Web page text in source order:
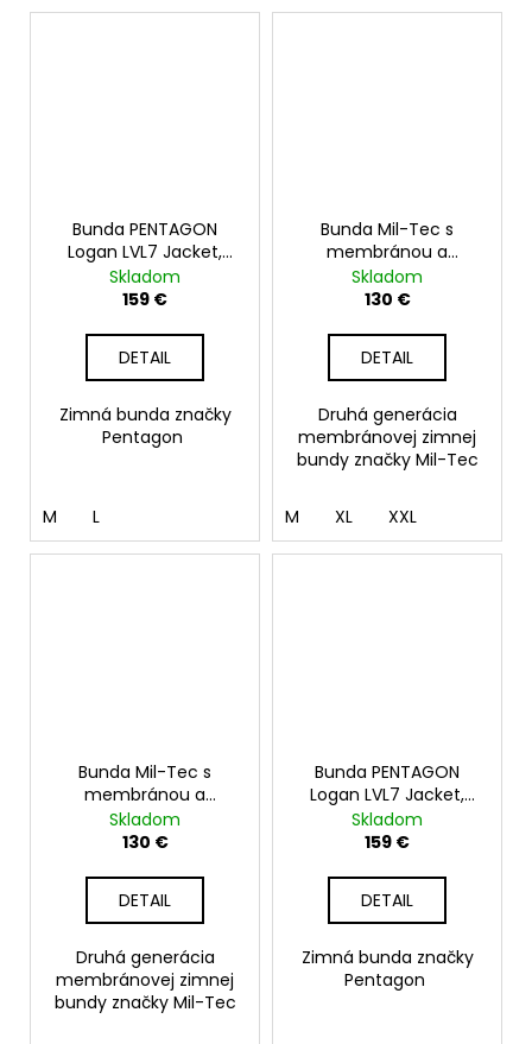
Bunda PENTAGON
Logan LVL7 Jacket,
coyote
Skladom
159 €
DETAIL
Zimná bunda značky
Pentagon
M L
Bunda Mil-Tec s
membránou a
flísovou vložkou GEN. II,
čierna
Skladom
130 €
DETAIL
Druhá generácia
membránovej zimnej
bundy značky Mil-Tec
M XL XXL
Bunda Mil-Tec s
membránou a
flísovou vložkou GEN. II,
ranger green
Skladom
130 €
DETAIL
Druhá generácia
membránovej zimnej
bundy značky Mil-Tec
Bunda PENTAGON
Logan LVL7 Jacket,
RAL7013
Skladom
159 €
DETAIL
Zimná bunda značky
Pentagon